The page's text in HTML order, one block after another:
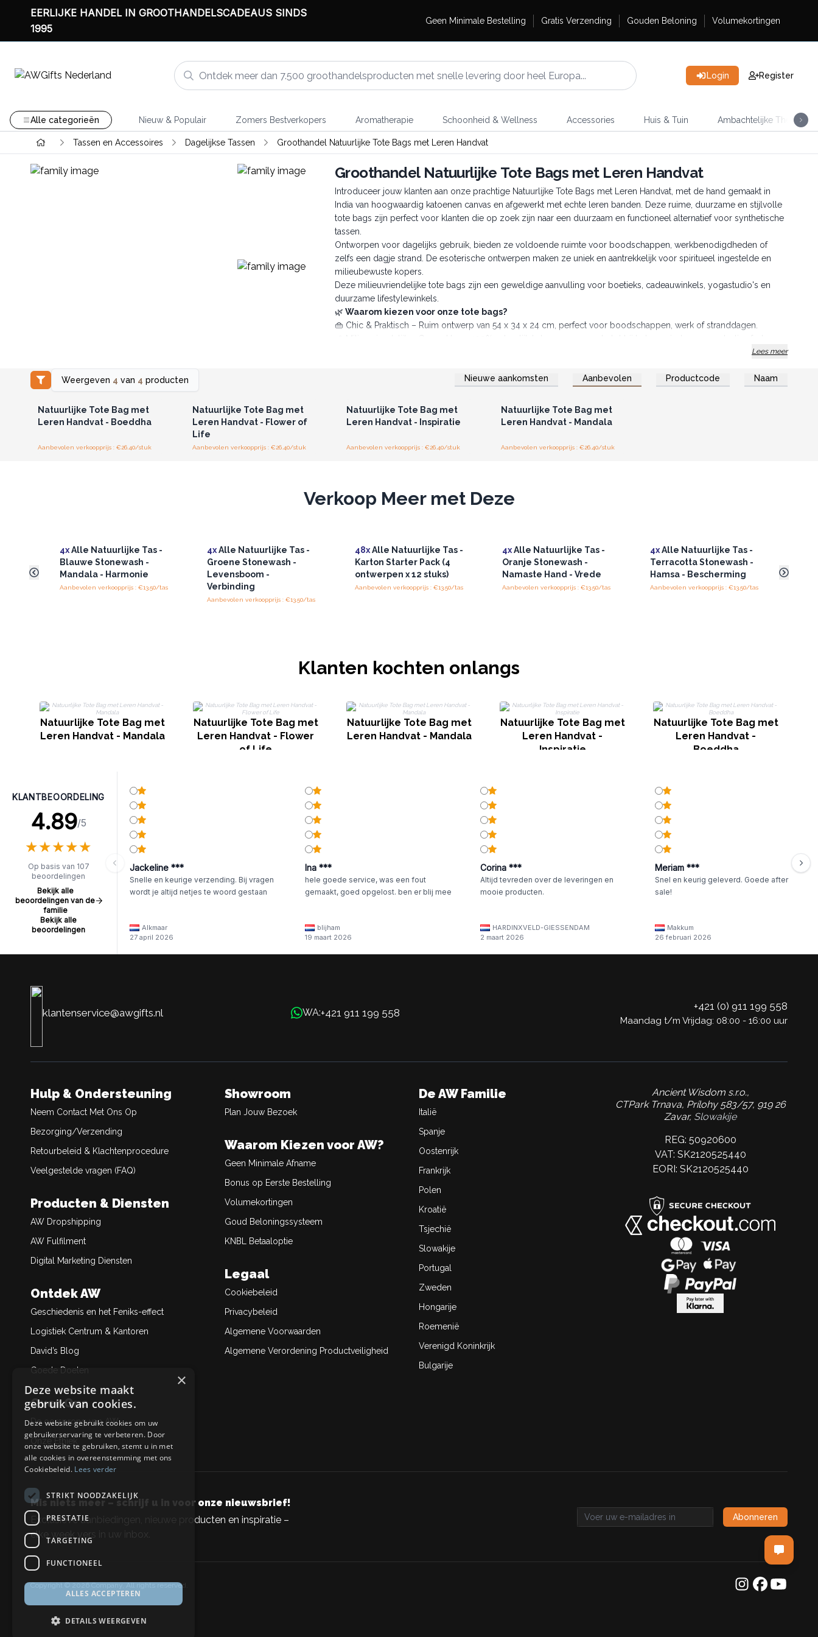
EERLIJKE HANDEL IN GROOTHANDELSCADEAUS SINDS
1995
Geen Minimale Bestelling Gratis Verzending Gouden Beloning Volumekortingen
Login Register
Alle categorieën Nieuw & Populair Zomers Bestverkopers Aromatherapie Schoonheid & Wellness Accessories Huis & Tuin Ambachtelijke Thee
Tassen en Accessoires Dagelijkse Tassen Groothandel Natuurlijke Tote Bags met Leren Handvat
Groothandel Natuurlijke Tote Bags met Leren Handvat
Introduceer jouw klanten aan onze prachtige Natuurlijke Tote Bags met Leren Handvat, met de hand gemaakt in
India van hoogwaardig katoenen canvas en afgewerkt met echte leren banden. Deze ruime, duurzame en stijlvolle
tote bags zijn perfect voor klanten die op zoek zijn naar een duurzaam en functioneel alternatief voor synthetische
tassen.
Ontworpen voor dagelijks gebruik, bieden ze voldoende ruimte voor boodschappen, werkbenodigdheden of
zelfs een dagje strand. De esoterische ontwerpen maken ze uniek en aantrekkelijk voor spiritueel ingestelde en
milieubewuste kopers.
Deze milieuvriendelijke tote bags zijn een geweldige aanvulling voor boetieks, cadeauwinkels, yogastudio's en
duurzame lifestylewinkels.
🌿 Waarom kiezen voor onze tote bags?
👜 Chic & Praktisch – Ruim ontwerp van 54 x 34 x 24 cm, perfect voor boodschappen, werk of stranddagen.
🌱 Milieuvriendelijk – Gemaakt van 100% natuurlijk katoenen canvas, helpt bij het verminderen van plastic afval.
🖤 Unieke ontwerpen – Kies uit Mandala, Boeddha, Flower of Life en Inspiratie, elk met een tijdloze spirituele
🔒 Veilige opbergruimte – Inclusief een ritsafsluitbaar binnenvak om waardevolle spullen veilig op te bergen.
Lees meer
Weergeven 4 van 4 producten Nieuwe aankomsten Aanbevolen Productcode Naam
Log in of registreer u voor
groothandelsprijzen.
Natuurlijke Tote Bag met
Leren Handvat - Boeddha
Aanbevolen verkoopprijs : €26.40/stuk
Natuurlijke Tote Bag met
Leren Handvat - Flower of
Life
Aanbevolen verkoopprijs : €26.40/stuk
Natuurlijke Tote Bag met
Leren Handvat - Inspiratie
Aanbevolen verkoopprijs : €26.40/stuk
Log in of registreer u voor
groothandelsprijzen.
Natuurlijke Tote Bag met
Leren Handvat - Mandala
Aanbevolen verkoopprijs : €26.40/stuk
Verkoop Meer met Deze
4xAlle Natuurlijke Tas -
Blauwe Stonewash -
Mandala - Harmonie
Aanbevolen verkoopprijs : €13.50/tas
4xAlle Natuurlijke Tas -
Groene Stonewash -
Levensboom -
Verbinding
Aanbevolen verkoopprijs : €13.50/tas
48xAlle Natuurlijke Tas -
Karton Starter Pack (4
ontwerpen x 12 stuks)
Aanbevolen verkoopprijs : €13.50/tas
4xAlle Natuurlijke Tas -
Oranje Stonewash -
Namaste Hand - Vrede
Aanbevolen verkoopprijs : €13.50/tas
4xAlle Natuurlijke Tas -
Terracotta Stonewash -
Hamsa - Bescherming
Aanbevolen verkoopprijs : €13.50/tas
Klanten kochten onlangs
Natuurlijke Tote Bag met
Leren Handvat - Mandala
Natuurlijke Tote Bag met
Leren Handvat - Flower
of Life
Natuurlijke Tote Bag met
Leren Handvat - Mandala
Natuurlijke Tote Bag met
Leren Handvat -
Inspiratie
Natuurlijke Tote Bag met
Leren Handvat -
Boeddha
KLANTBEOORDELING
4.89/5
★★★★★
★★★★★
Op basis van 107
beoordelingen
Bekijk alle
beoordelingen van de
familie
Bekijk alle
beoordelingen
Jackeline ***
Snelle en keurige verzending. Bij vragen
wordt je altijd netjes te woord gestaan
Alkmaar
27 april 2026
Ina ***
hele goede service, was een fout
gemaakt, goed opgelost. ben er blij mee
blijham
19 maart 2026
Corina ***
Altijd tevreden over de leveringen en
mooie producten.
HARDINXVELD-GIESSENDAM
2 maart 2026
Meriam ***
Snel en keurig geleverd. Goede after
sale!
Makkum
26 februari 2026
klantenservice@awgifts.nl WA:+421 911 199 558
+421 (0) 911 199 558
Maandag t/m Vrijdag: 08:00 - 16:00 uur
Hulp & Ondersteuning
Neem Contact Met Ons Op
Bezorging/Verzending
Retourbeleid & Klachtenprocedure
Veelgestelde vragen (FAQ)
Producten & Diensten
AW Dropshipping
AW Fulfilment
Digital Marketing Diensten
Ontdek AW
Geschiedenis en het Feniks-effect
Logistiek Centrum & Kantoren
David’s Blog
Goede Doelen
Over Ons
De oorsprong van AW
Showroom
Plan Jouw Bezoek
Waarom Kiezen voor AW?
Geen Minimale Afname
Bonus op Eerste Bestelling
Volumekortingen
Goud Beloningssysteem
KNBL Betaaloptie
Legaal
Cookiebeleid
Privacybeleid
Algemene Voorwaarden
Algemene Verordening Productveiligheid
De AW Familie
Italië
Spanje
Oostenrijk
Frankrijk
Polen
Kroatië
Tsjechië
Slowakije
Portugal
Zweden
Hongarije
Roemenië
Verenigd Koninkrijk
Bulgarije
Ancient Wisdom s.r.o.,
CTPark Trnava, Prílohy 583/57, 919 26
Zavar, Slowakije
REG: 50920600
VAT: SK2120525440
EORI: SK2120525440
Mis niets meer – schrijf u in voor onze nieuwsbrief!
Exclusieve aanbiedingen, nieuwe producten en inspiratie –
elke week vers in uw inbox.
Email address
Abonneren
Copyright © 2026 Company, All rights reserved.
×
Deze website maakt
gebruik van cookies.
Deze website gebruikt cookies om uw
gebruikerservaring te verbeteren. Door
onze website te gebruiken, stemt u in met
alle cookies in overeenstemming met ons
Cookiebeleid. Lees verder
STRIKT NOODZAKELIJK
PRESTATIE
TARGETING
FUNCTIONEEL
ALLES ACCEPTEREN
DETAILS WEERGEVEN